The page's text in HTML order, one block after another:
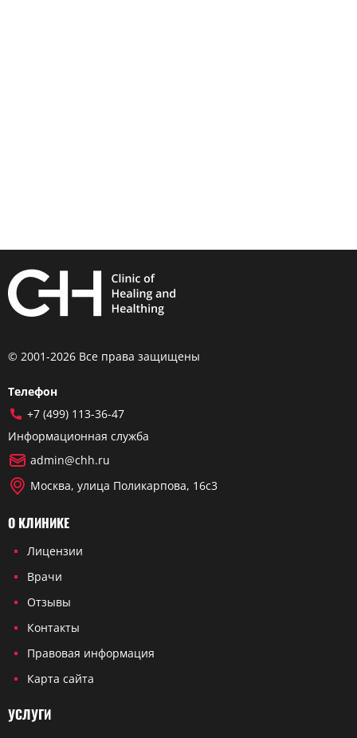
© 2001-2026 Все права защищены
Телефон
+7 (499) 113-36-47
Информационная служба
admin@chh.ru
Москва, улица Поликарпова, 16с3
О КЛИНИКЕ
Лицензии
Врачи
Отзывы
Контакты
Правовая информация
Карта сайта
УСЛУГИ